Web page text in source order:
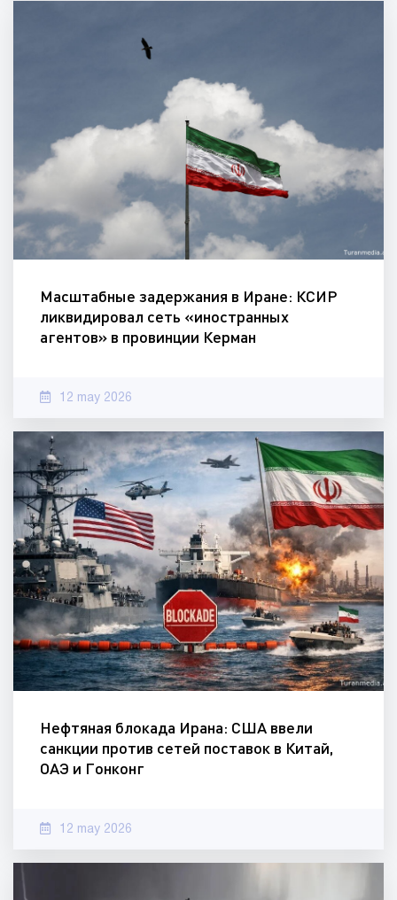
Масштабные задержания в Иране: КСИР
ликвидировал сеть «иностранных
агентов» в провинции Керман
12 may 2026
Нефтяная блокада Ирана: США ввели
санкции против сетей поставок в Китай,
ОАЭ и Гонконг
12 may 2026